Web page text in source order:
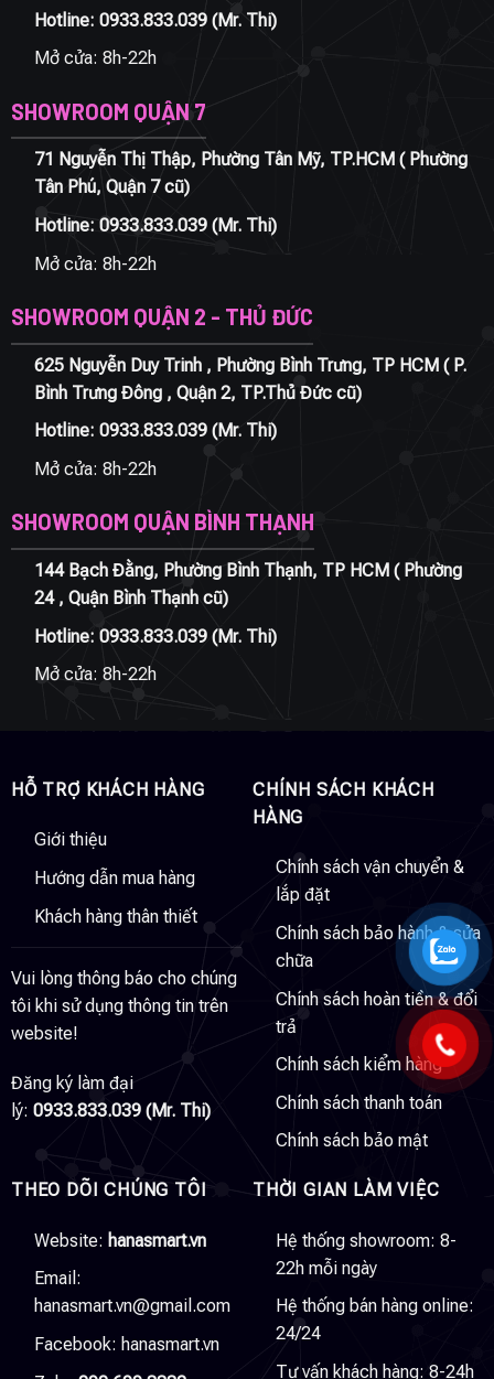
Hotline: 0933.833.039(Mr. Thi)
Mở cửa: 8h-22h
SHOWROOM QUẬN 7
71 Nguyễn Thị Thập, Phường Tân Mỹ, TP.HCM ( Phường
Tân Phú, Quận 7 cũ)
Hotline: 0933.833.039(Mr. Thi)
Mở cửa: 8h-22h
SHOWROOM QUẬN 2 - THỦ ĐỨC
625 Nguyễn Duy Trinh , Phường Bình Trưng, TP HCM ( P.
Bình Trưng Đông , Quận 2, TP.Thủ Đức cũ)
Hotline: 0933.833.039(Mr. Thi)
Mở cửa: 8h-22h
SHOWROOM QUẬN BÌNH THẠNH
144 Bạch Đằng, Phường Bình Thạnh, TP HCM ( Phường
24 , Quận Bình Thạnh cũ)
Hotline: 0933.833.039(Mr. Thi)
Mở cửa: 8h-22h
HỖ TRỢ KHÁCH HÀNG
Giới thiệu
Hướng dẫn mua hàng
Khách hàng thân thiết
Vui lòng thông báo cho chúng
tôi khi sử dụng thông tin trên
website!
Đăng ký làm đại
lý: 0933.833.039 (Mr. Thi)
CHÍNH SÁCH KHÁCH
HÀNG
Chính sách vận chuyển &
lắp đặt
Chính sách bảo hành & sửa
chữa
Chính sách hoàn tiền & đổi
trả
Chính sách kiểm hàng
Chính sách thanh toán
Chính sách bảo mật
THEO DÕI CHÚNG TÔI
Website: hanasmart.vn
Email:
hanasmart.vn@gmail.com
Facebook: hanasmart.vn
THỜI GIAN LÀM VIỆC
Hệ thống showroom: 8-
22h mỗi ngày
Hệ thống bán hàng online:
24/24
Tư vấn khách hàng: 8-24h